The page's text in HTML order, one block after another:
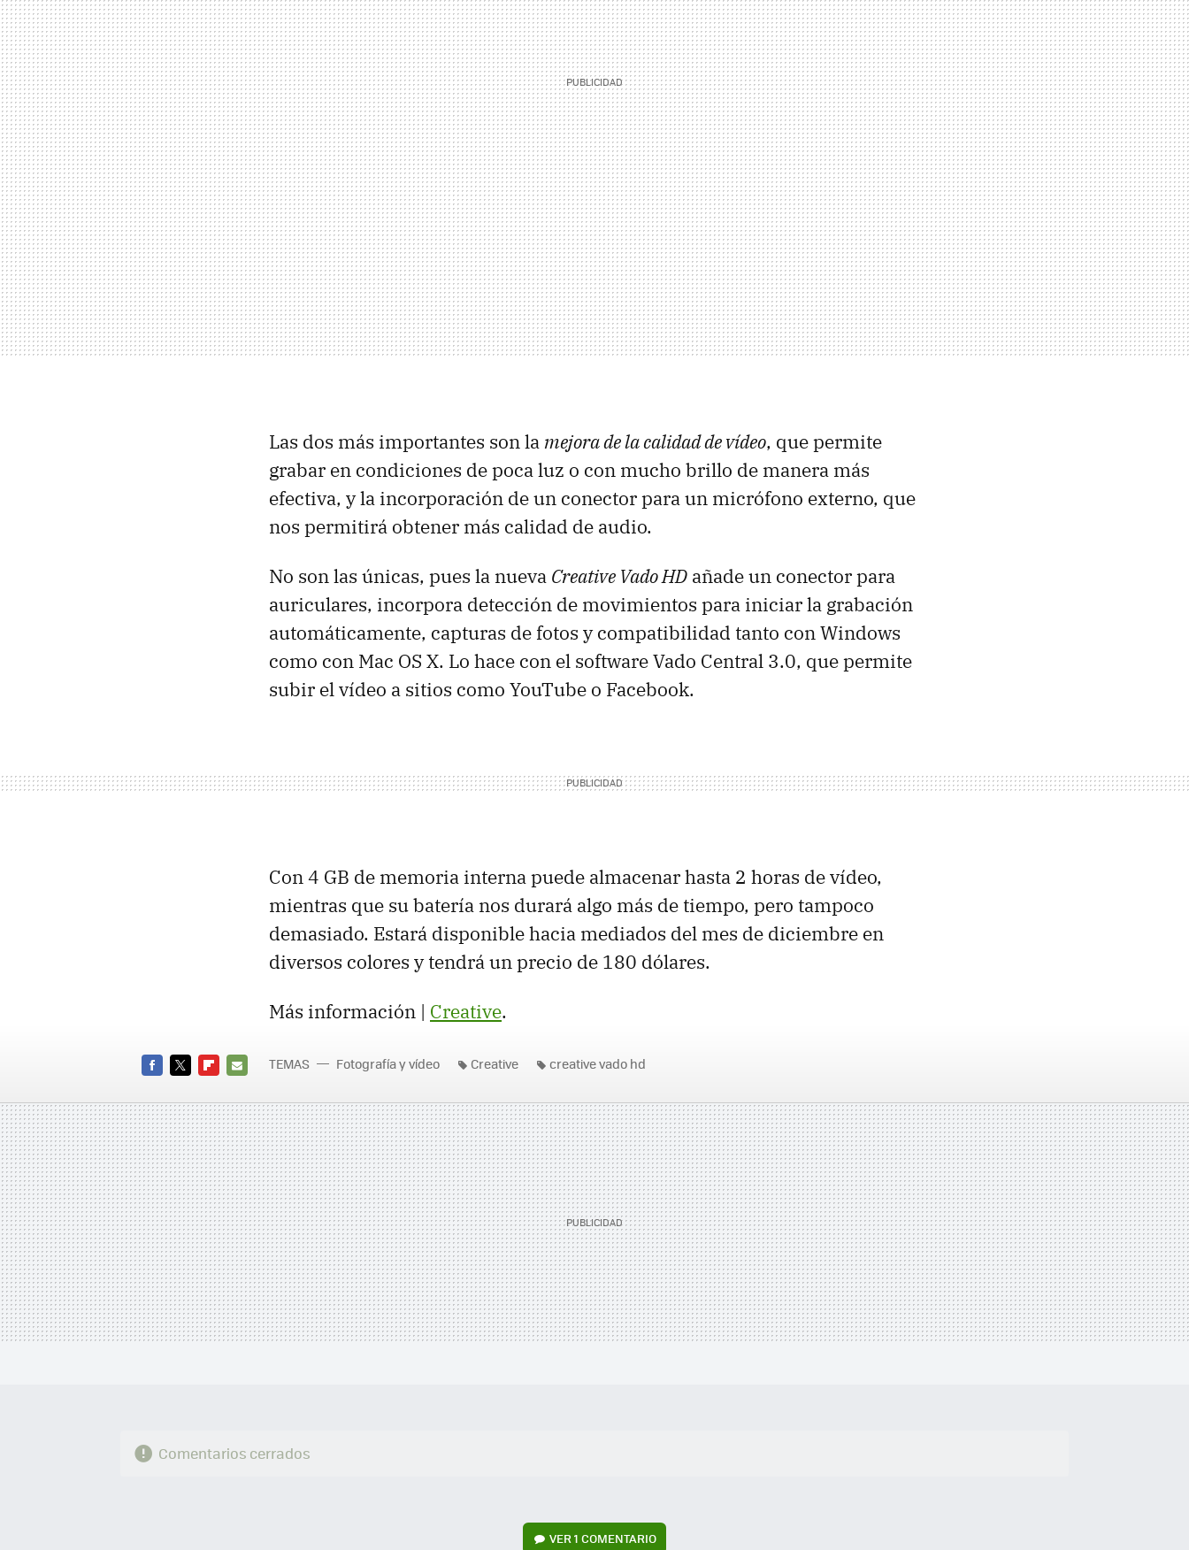
Las dos más importantes son la mejora de la calidad de vídeo, que permite
grabar en condiciones de poca luz o con mucho brillo de manera más
efectiva, y la incorporación de un conector para un micrófono externo, que
nos permitirá obtener más calidad de audio.
No son las únicas, pues la nueva Creative Vado HD añade un conector para
auriculares, incorpora detección de movimientos para iniciar la grabación
automáticamente, capturas de fotos y compatibilidad tanto con Windows
como con Mac OS X. Lo hace con el software Vado Central 3.0, que permite
subir el vídeo a sitios como YouTube o Facebook.
Con 4 GB de memoria interna puede almacenar hasta 2 horas de vídeo,
mientras que su batería nos durará algo más de tiempo, pero tampoco
demasiado. Estará disponible hacia mediados del mes de diciembre en
diversos colores y tendrá un precio de 180 dólares.
Más información | Creative.
MAIL
TEMAS Fotografía y vídeo Creative creative vado hd
Comentarios cerrados
VER1 COMENTARIO